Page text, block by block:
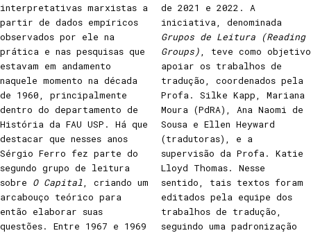
interpretativas marxistas a
partir de dados empíricos
observados por ele na
prática e nas pesquisas que
estavam em andamento
naquele momento na década
de 1960, principalmente
dentro do departamento de
História da FAU USP. Há que
destacar que nesses anos
Sérgio Ferro fez parte do
segundo grupo de leitura
sobre O Capital, criando um
arcabouço teórico para
então elaborar suas
questões. Entre 1967 e 1969
de 2021 e 2022. A
iniciativa, denominada
Grupos de Leitura (Reading
Groups), teve como objetivo
apoiar os trabalhos de
tradução, coordenados pela
Profa. Silke Kapp, Mariana
Moura (PdRA), Ana Naomi de
Sousa e Ellen Heyward
(tradutoras), e a
supervisão da Profa. Katie
Lloyd Thomas. Nesse
sentido, tais textos foram
editados pela equipe dos
trabalhos de tradução,
seguindo uma padronização